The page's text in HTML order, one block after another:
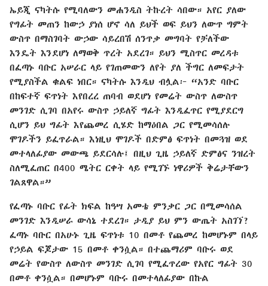
ኤይጂ ናካትሱ የሚባለውን መሐንዲስ ትኩረት ሳበው። አየር ያለው
የግፊት መጠን ከውኃ ያነሰ ሆኖ ሳለ ይህች ወፍ ይህን ለውጥ ግምት
ውስጥ በማስገባት ውኃው ሳይረበሽ ሰንጥቃ መግባት የቻለችው
እንዴት እንደሆነ ለማወቅ ጥረት አደረገ። ይህን ሚስጥር መረዳቱ
በፈጣኑ ባቡር አሠራር ላይ የገጠመውን ለየት ያለ ችግር ለመፍታት
የሚያስችል ቁልፍ ነበር። ናካትሱ እንዲህ ብሏል፦ “አንድ ባቡር
በከፍተኛ ፍጥነት እየበረረ ጠባብ ወደሆነ የመሬት ውስጥ ለውስጥ
መንገድ ሲገባ በአየሩ ውስጥ ኃይለኛ ግፊት እንዲፈጥር የሚያደርግ
ሲሆን ይህ ግፊት እየጨመረ ሲሄድ ከማዕበል ጋር የሚመሳሰሉ
ሞገዶችን ይፈጥራል። እነዚህ ሞገዶች በድምፅ ፍጥነት በመጓዝ ወደ
መተላለፊያው መውጫ ይደርሳሉ፤ በዚህ ጊዜ ኃይለኛ ድምፅና ንዝረት
ስለሚፈጠር በ400 ሜትር ርቀት ላይ የሚገኙ ነዋሪዎች ቅሬታቸውን
ገልጸዋል።”
የፈጣኑ ባቡር የፊት ክፍል ከዓሣ አመቴ ምንቃር ጋር በሚመሳሰል
መንገድ እንዲሠራ ውሳኔ ተደረገ። ታዲያ ይህ ምን ውጤት አስገኘ?
ፈጣኑ ባቡር በአሁኑ ጊዜ ፍጥነቱ 10 በመቶ የጨመረ ከመሆኑም በላይ
የኃይል ፍጆታው 15 በመቶ ቀንሷል። በተጨማሪም ባቡሩ ወደ
መሬት የውስጥ ለውስጥ መንገድ ሲገባ የሚፈጥረው የአየር ግፊት 30
በመቶ ቀንሷል። በመሆኑም ባቡሩ በመተላለፊያው በኩል